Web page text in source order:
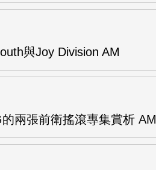
與Joy Division AM
兩張前衛搖滾專集賞析 AM